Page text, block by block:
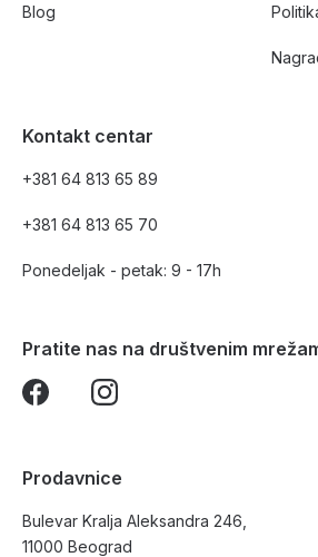
Blog
Kontakt centar
+381 64 813 65 89
+381 64 813 65 70
Ponedeljak - petak: 9 - 17h
Pratite nas na društvenim
Prodavnice
Bulevar Kralja Aleksandra 246,
11000 Beograd